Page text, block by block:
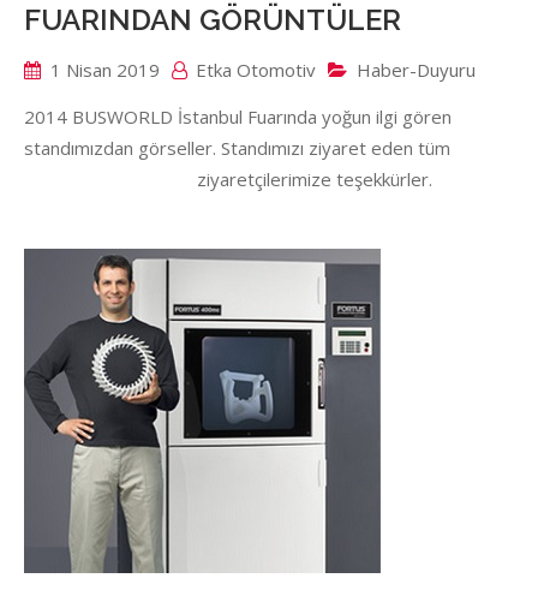
FUARINDAN GÖRÜNTÜLER
1 Nisan 2019 Etka Otomotiv
Haber-Duyuru
2014 BUSWORLD İstanbul Fuarında yoğun ilgi gören
standımızdan görseller. Standımızı ziyaret eden tüm
ziyaretçilerimize teşekkürler.